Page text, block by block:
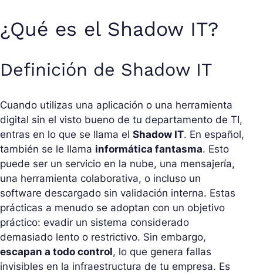
¿Qué es el Shadow IT?
Definición de Shadow IT
Cuando utilizas una aplicación o una herramienta
digital sin el visto bueno de tu departamento de TI,
entras en lo que se llama el Shadow IT. En español,
también se le llama informática fantasma. Esto
puede ser un servicio en la nube, una mensajería,
una herramienta colaborativa, o incluso un
software descargado sin validación interna. Estas
prácticas a menudo se adoptan con un objetivo
práctico: evadir un sistema considerado
demasiado lento o restrictivo. Sin embargo,
escapan a todo control, lo que genera fallas
invisibles en la infraestructura de tu empresa. Es